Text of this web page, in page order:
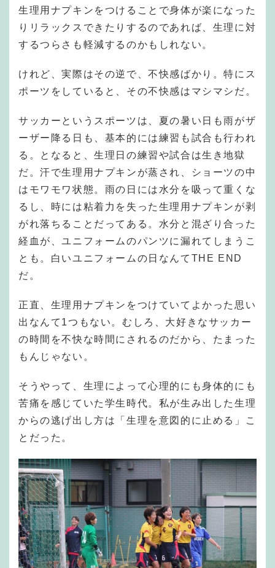
生理用ナプキンをつけることで身体が楽になった
りリラックスできたりするのであれば、生理に対
するつらさも軽減するのかもしれない。
けれど、実際はその逆で、不快感ばかり。特にス
ポーツをしていると、その不快感はマシマシだ。
サッカーというスポーツは、夏の暑い日も雨がザ
ーザー降る日も、基本的には練習も試合も行われ
る。となると、生理日の練習や試合は生き地獄
だ。汗で生理用ナプキンが蒸され、ショーツの中
はモワモワ状態。雨の日には水分を吸って重くな
るし、時には粘着力を失った生理用ナプキンが剥
がれ落ちることだってある。水分と混ざり合った
経血が、ユニフォームのパンツに漏れてしまうこ
とも。白いユニフォームの日なんてTHE END
だ。
正直、生理用ナプキンをつけていてよかった思い
出なんて1つもない。むしろ、大好きなサッカー
の時間を不快な時間にされるのだから、たまった
もんじゃない。
そうやって、生理によって心理的にも身体的にも
苦痛を感じていた学生時代。私が生み出した生理
からの逃げ出し方は「生理を意図的に止める」こ
とだった。